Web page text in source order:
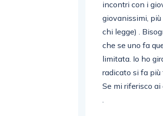
incontri con i
giovanissimi,
chi legge) .
che se uno fa
limitata. Io ho
radicato si fa più
Se mi riferisco